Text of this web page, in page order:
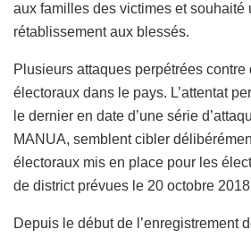
aux familles des victimes et souhaité
rétablissement aux blessés.
Plusieurs attaques perpétrées contre
électoraux dans le pays. L’attentat
le dernier en date d’une série
MANUA, semblent cibler
électoraux mis en place pour les
de district prévues le 20 octobre
Depuis le début de l’enregistrement